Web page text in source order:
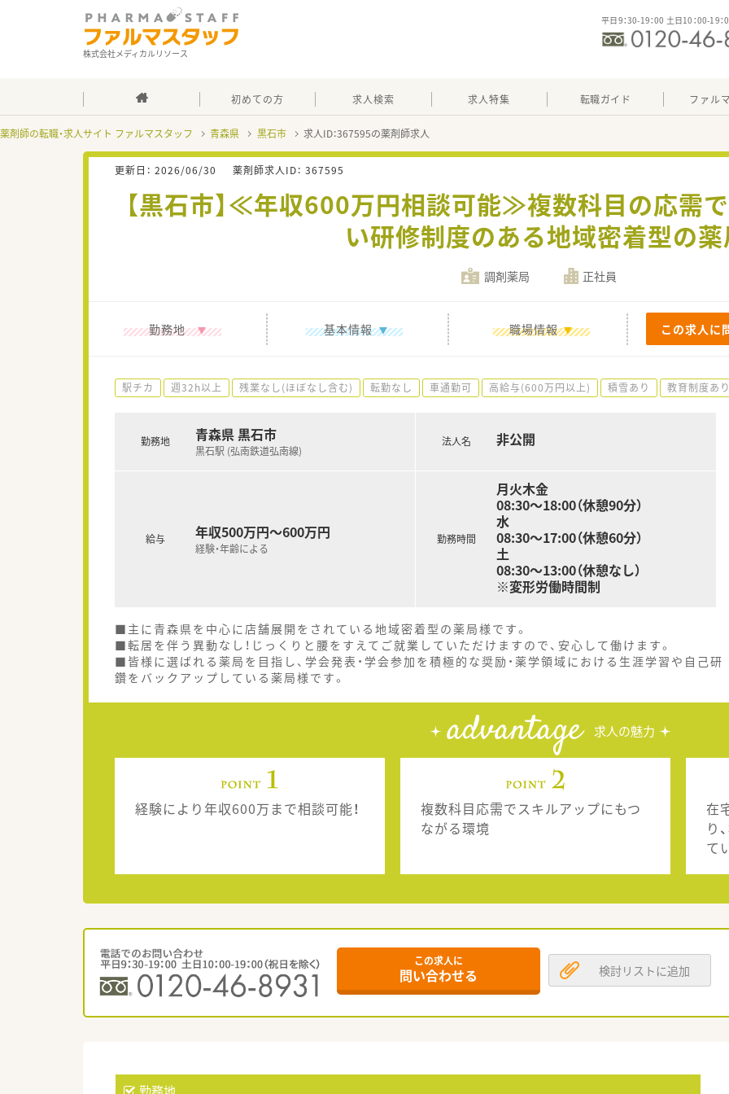
株式会社メディカルリソース
平日9：30-19：00 土日10：00-19
初めての方 求人検索 求人特集 転職ガイド ファル
薬剤師の転職・求人サイト ファルマスタッフ 青森県 黒石市 求人ID：367595の薬剤師求人
更新日： 2026/06/30 薬剤師求人ID： 367595
【黒石市】≪年収600万円相談可能≫複数科目の応需
い研修制度のある地域密着型の
調剤薬局 正社員
勤務地 基本情報 職場情報 この求人に
駅チカ 週32h以上 残業なし(ほぼなし含む) 転勤なし 車通勤可 高給与(600万円以上) 積雪あり 教育制度あ
勤務地 青森県 黒石市
黒石駅 (弘南鉄道弘南線)
給与 年収500万円～600万円
経験・年齢による
法人名 非公開
勤務時間
月火木金
08:30～18:00（休憩90分）
水
08:30～17:00（休憩60分）
土
08:30～13:00（休憩なし）
※変形労働時間制
■主に青森県を中心に店舗展開をされている地域密着型の薬局様です。
■転居を伴う異動なし！じっくりと腰をすえてご就業していただけますので、安心して働けます。
■皆様に選ばれる薬局を目指し、学会発表・学会参加を積極的な奨励・薬学領域における生涯学習や自己研
鑽をバックアップしている薬局様です。
advantage 求人の魅力
経験により年収600万まで相談可能！
複数科目応需でスキルアップにもつ
ながる環境
在
り
て
この求人に
問い合わせる 検討リストに追加